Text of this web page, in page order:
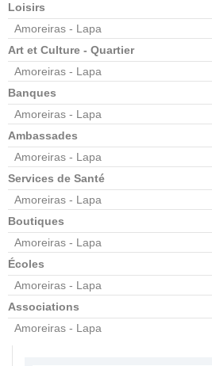
Loisirs
Amoreiras - Lapa
Art et Culture - Quartier
Amoreiras - Lapa
Banques
Amoreiras - Lapa
Ambassades
Amoreiras - Lapa
Services de Santé
Amoreiras - Lapa
Boutiques
Amoreiras - Lapa
Écoles
Amoreiras - Lapa
Associations
Amoreiras - Lapa